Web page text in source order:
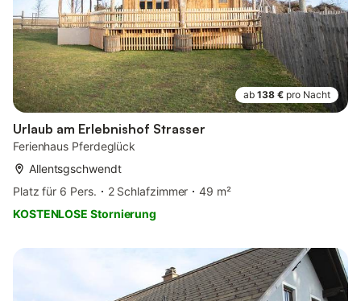
ab 138 € pro Nacht
Urlaub am Erlebnishof Strasser
Ferienhaus Pferdeglück
Allentsgschwendt
Platz für 6 Pers.
2 Schlafzimmer
49 m²
KOSTENLOSE Stornierung